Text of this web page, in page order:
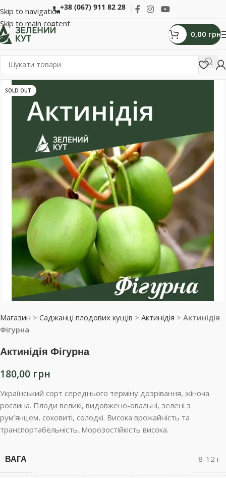
Skip to navigation
Skip to main content
+38 (067) 911 82 28
0,00 грн
SOLD OUT
Магазин > Саджанці плодових кущів > Актинідія > Актинідія
Фігурна
Актинідія Фігурна
180,00 грн
Український сорт середнього терміну дозрівання, жіноча
рослина. Плоди великі, видовжено-овальні, зелені з
рум’янцем, соковиті, солодкі. Висока врожайність та
транспортабельність. Морозостійкість висока.
ВАГА 8-12 г